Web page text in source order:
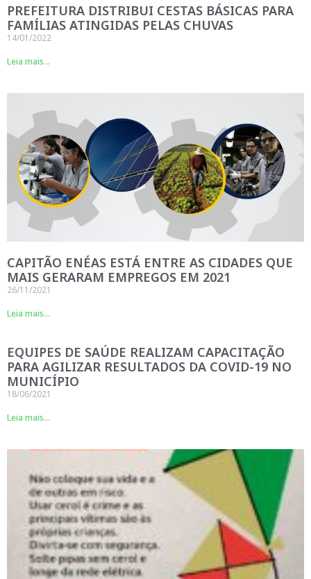
PREFEITURA DISTRIBUI CESTAS BÁSICAS PARA
FAMÍLIAS ATINGIDAS PELAS CHUVAS
14/01/2022
Leia mais...
CAPITÃO ENÉAS ESTÁ ENTRE AS CIDADES QUE
MAIS GERARAM EMPREGOS EM 2021
26/11/2021
Leia mais...
EQUIPES DE SAÚDE REALIZAM CAPACITAÇÃO
PARA AGILIZAR RESULTADOS DA COVID-19 NO
MUNICÍPIO
18/06/2021
Leia mais...